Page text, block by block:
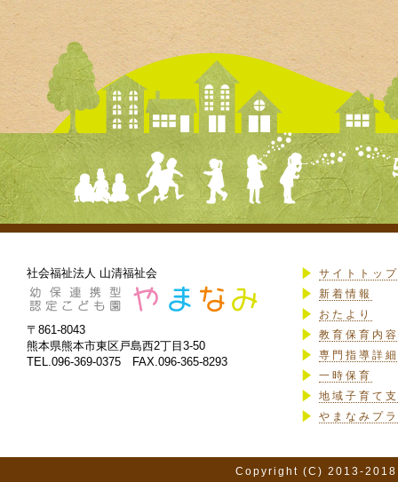
社会福祉法人 山清福祉会
〒861-8043
熊本県熊本市東区戸島西2丁目3-50
TEL.096-369-0375 FAX.096-365-8293
サイトトップ
新着情報
おたより
教育保育内
専門指導詳細
一時保育
地域子育て
やまなみプ
Copyright (C) 2013-